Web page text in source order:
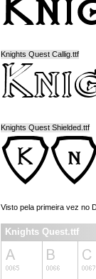
Knights Quest Callig.ttf
Knights Quest Shielded.ttf
Visto pela primeira vez no
Knights Quest.ttf